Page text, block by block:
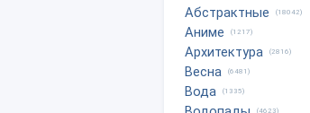
Абстрактные (18042)
Аниме (1217)
Архитектура (2816)
Весна (6481)
Вода (1335)
(4623)